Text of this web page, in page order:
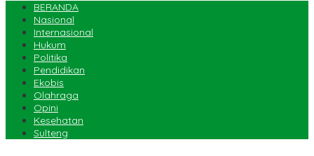
BERANDA
Nasional
Internasional
Hukum
Politika
Pendidikan
Ekobis
Olahraga
Opini
Kesehatan
Sulteng